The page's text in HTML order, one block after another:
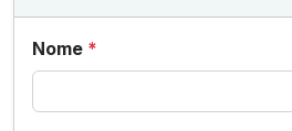
Nome *